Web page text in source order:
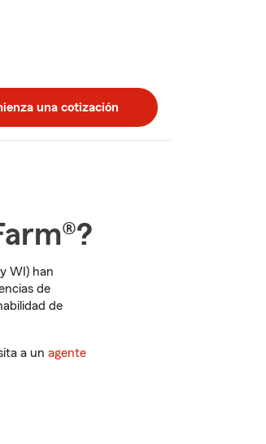
una cotización
WI) han
de
de
a un agente